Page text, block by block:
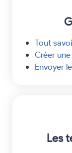
Tout
Créer
Envoyer
Les